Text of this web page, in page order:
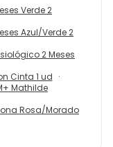
Verde 2
Azul/Verde 2
2 Meses
Cinta 1 ud
Mathilde
Rosa/Morado